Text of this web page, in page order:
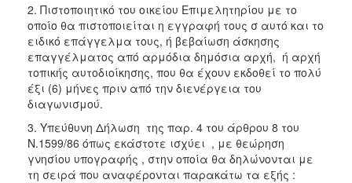
2. Πιστοποιητικό του οικείου Επιμελητηρίου με το
οποίο θα πιστοποιείται η εγγραφή τους σ αυτό και το
ειδικό επάγγελμα τους, ή βεβαίωση άσκησης
επαγγέλματος από αρμόδια δημόσια αρχή, ή αρχή
τοπικής αυτοδιοίκησης, που θα έχουν εκδοθεί το πολύ
έξι (6) μήνες πριν από την διενέργεια του
διαγωνισμού.
3. Υπεύθυνη Δήλωση της παρ. 4 του άρθρου 8 του
Ν.1599/86 όπως εκάστοτε ισχύει , με θεώρηση
γνησίου υπογραφής , στην οποία θα δηλώνονται με
τη σειρά που αναφέρονται παρακάτω τα εξής :